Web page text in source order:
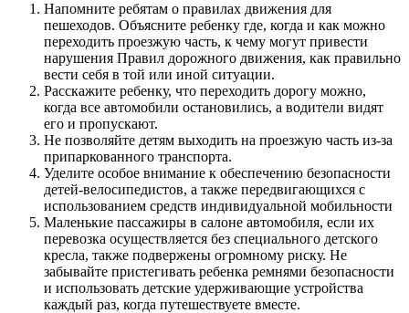
Напомните ребятам о правилах движения для
пешеходов. Объясните ребенку где, когда и как можно
переходить проезжую часть, к чему могут привести
нарушения Правил дорожного движения, как правильно
вести себя в той или иной ситуации.
Расскажите ребенку, что переходить дорогу можно,
когда все автомобили остановились, а водители видят
его и пропускают.
Не позволяйте детям выходить на проезжую часть из-за
припаркованного транспорта.
Уделите особое внимание к обеспечению безопасности
детей-велосипедистов, а также передвигающихся с
использованием средств индивидуальной мобильности
Маленькие пассажиры в салоне автомобиля, если их
перевозка осуществляется без специального детского
кресла, также подвержены огромному риску. Не
забывайте пристегивать ребенка ремнями безопасности
и использовать детские удерживающие устройства
каждый раз, когда путешествуете вместе.